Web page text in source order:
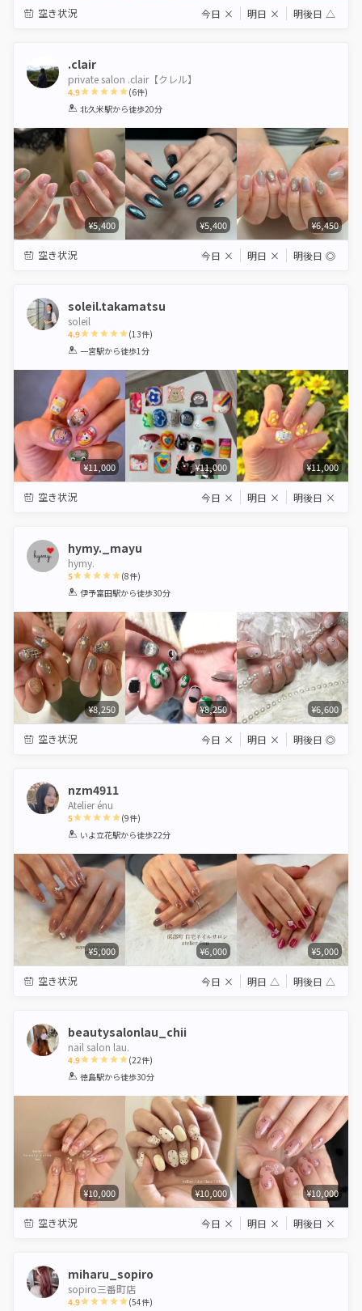
空き状況 今日 × 明日 × 明後日 △
.clair
private salon .clair【クレル】
4.9
1 2 3 4 5
(6件)
北久米駅から徒歩20分
¥5,400 ¥5,400 ¥6,450
空き状況 今日 × 明日 × 明後日 ◎
soleil.takamatsu
soleil
4.9
1 2 3 4 5
(13件)
一宮駅から徒歩1分
¥11,000 ¥11,000 ¥11,000
空き状況 今日 × 明日 × 明後日 ×
hymy._mayu
hymy.
5
1 2 3 4 5
(8件)
伊予富田駅から徒歩30分
¥8,250 ¥8,250 ¥6,600
空き状況 今日 × 明日 × 明後日 ◎
nzm4911
Atelier énu
5
1 2 3 4 5
(9件)
いよ立花駅から徒歩22分
¥5,000 ¥6,000 ¥5,000
空き状況 今日 × 明日 △ 明後日 △
beautysalonlau_chii
nail salon lau.
4.9
1 2 3 4 5
(22件)
徳島駅から徒歩30分
¥10,000 ¥10,000 ¥10,000
空き状況 今日 × 明日 × 明後日 ×
miharu_sopiro
sopiro三番町店
4.9 (54件)